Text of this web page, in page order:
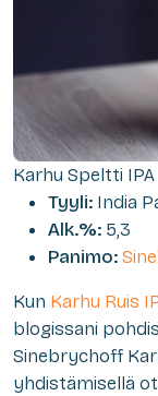
Karhu Speltti IPA
Tyyli: India
Alk.%: 5,3
Panimo:
Kun Karhu Ruis
blogissani
Sinebrychoff
yhdistämisellä